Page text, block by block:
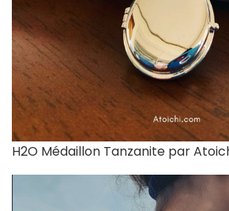
H2O Médaillon Tanzanite par